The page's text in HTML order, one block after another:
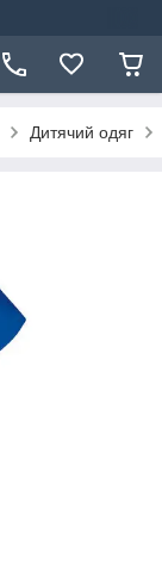
Дитячий одяг